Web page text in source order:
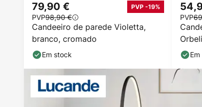
Candeeiro de parede Violetta,
branco, cromado
79,90 € PVP -19%
PVP98,90 €
Em stock
G9
PVP